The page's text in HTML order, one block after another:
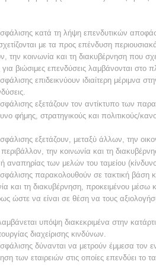
κατά τη λήψη επενδυτικών
με τα προς επένδυση
την κοινωνία και τη διακυβέρνηση που
βιώσιμες επενδύσεις λαμβάνονται στο
επιδεικνύουν ιδιαίτερη μέριμνα
εξετάζουν τον αντίκτυπο των
φήμης, στρατηγικούς και πολιτικούς/
εξετάζουν, μεταξύ άλλων, την
περιβάλλον, την κοινωνία και τη
αναπηρίας των μελών του ταμείου
παρακολουθούν σε τακτική βάση
και τη διακυβέρνηση, προκειμένου
ώστε να είναι σε θέση να τους
υπόψη διακεκριμένα στην
διαχείρισης κινδύνων.
δύνανται να μετρούν έμμεσα τον
των εταιρειών στις οποίες επενδύει